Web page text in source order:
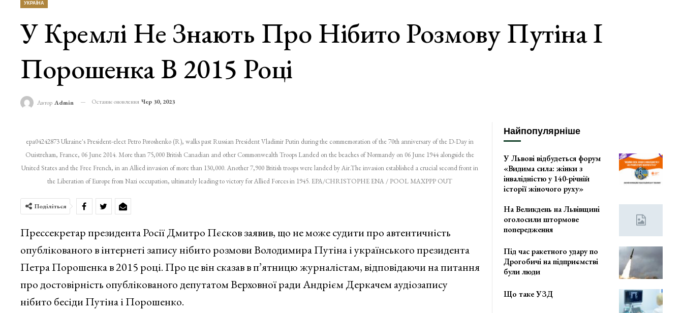
УКРАЇНА
У Кремлі Не Знають Про Нібито Розмову Путіна І
Порошенка В 2015 Році
Автор Admin Останнє оновлення Чер 30, 2023
epa04242873 Ukraine's President-elect Petro Poroshenko (R), walks past Russian President Vladimir Putin during the commemoration of the 70th anniversary of the D-Day in
Ouistreham, France, 06 June 2014. More than 75,000 British Canadian and other Commonwealth Troops Landed on the beaches of Normandy on 06 June 1944 alongside the
United States and the Free French, in an Allied invasion of more than 130,000. Another 7,900 British troops were landed by Air.The invasion established a crucial second front in
the Liberation of Europe from Nazi occupation, ultimately leading to victory for Allied Forces in 1945. EPA/CHRISTOPHE ENA / POOL MAXPPP OUT
Поділіться
Прессекретар президента Росії Дмитро Пєсков заявив, що не може судити про автентичність
опублікованого в інтернеті запису нібито розмови Володимира Путіна і українського президента
Петра Порошенка в 2015 році. Про це він сказав в п’ятницю журналістам, відповідаючи на питання
про достовірність опублікованого депутатом Верховної ради Андрієм Деркачем аудіозапису
нібито бесіди Путіна і Порошенко.
Найпопулярніше
У Львові відбудеться форум
«Видима сила: жінки з
інвалідністю у 140-річній
історії жіночого руху»
На Великдень на Львівщині
оголосили штормове
попередження
Під час ракетного удару по
Дрогобичі на підприємстві
були люди
Що таке УЗД